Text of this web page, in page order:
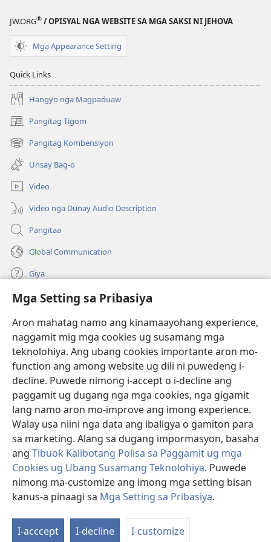
Mga Setting sa Pribasiya
Aron mahatag namo ang kinamaayohang experience,
naggamit mig mga cookies ug susamang mga
teknolohiya. Ang ubang cookies importante aron mo-
function ang among website ug dili ni puwedeng i-
decline. Puwede nimong i-accept o i-decline ang
paggamit ug dugang nga mga cookies, nga gigamit
lang namo aron mo-improve ang imong experience.
Walay usa niini nga data ang ibaligya o gamiton para
sa marketing. Alang sa dugang impormasyon, basaha
ang Tibuok Kalibotang Polisa sa Paggamit ug mga
Cookies ug Ubang Susamang Teknolohiya. Puwede
nimong ma-customize ang imong mga setting bisan
kanus-a pinaagi sa Mga Setting sa Pribasiya.
I-acccept I-decline I-customize
Balaang
sa
Balaang
sa
JW.ORG® / OPISYAL NGA WEBSITE SA MGA SAKSI NI JEHOVA
Mga Appearance Setting
Quick Links
Hangyo nga Magpaduaw
Pangitag Tigom
(mo-
open
ug
bag-
ong
window)
Pangitag Kombensiyon
(mo-
open
ug
bag-
ong
window)
Unsay Bag-o
Video
Video nga Dunay Audio Description
Pangitaa
Global Communication
Giya
Donasyon
(mo-
open
bag-
ong
window)
Watchtower ONLINE NGA LIBRARYA
(mo-
open
ug
bag-
window)
JW Hub
(mo-
open
ug
bag-
ong
window)
JW Library
Watchtower Library
Copyright© 2026 Watch Tower Bible and Tract Society of Pennsylvania.
KONDISYONES SA PAGGAMIT|POLISA SA PRIBASIYA|
SA PRIBASIYA